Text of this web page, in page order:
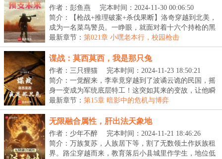
作者：彭鱼燕
完本时间：2024-11-30 00:06:50
简介：【枪战+推理破案+杀伐果断】洛奇穿越到北美，
成为一名菜鸟警员。一睁眼，就面对着十六个持枪的黑
人...
最新章节： 第021章 小嘿老本行，校园枪击
谍战：莫西莫西，我是那只兔
作者：三只狸猫
完本时间：2024-11-23 18:50:21
简介：一觉醒来，李幸竟穿越到了波谲云诡的民国，摇
身一变成为军统底层特工！这突如其来的变故，让他瞬
间...
最新章节： 第15章 暗影中的危机与博弈
无限融合属性，肝出法天象地
作者：少年不醉
完本时间：2024-11-21 18:46:26
简介：万族复苏，人族居下等，割了无数领土作妖族租
界。路尘穿越而来，教育落后小县城里作学生，地位低